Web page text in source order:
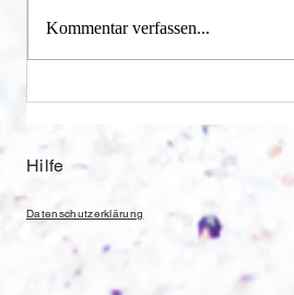
Kommentar verfassen...
Hilfe
Datenschutzerklärung